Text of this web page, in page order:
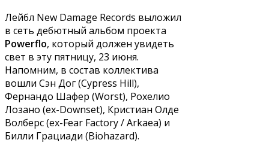
Лейбл New Damage Records выложил
в сеть дебютный альбом проекта
Powerflo, который должен увидеть
свет в эту пятницу, 23 июня.
Напомним, в состав коллектива
вошли Сэн Дог (Cypress Hill),
Фернандо Шафер (Worst), Рохелио
Лозано (ex-Downset), Кристиан Олде
Волберс (ex-Fear Factory / Arkaea) и
Билли Грациади (Biohazard).